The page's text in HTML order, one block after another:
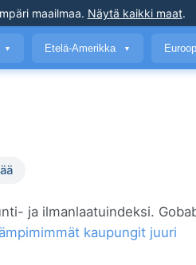
maailmaa. Näytä kaikki maat.
▼ Etelä-Amerikka ▼
ja ilmanlaatuindeksi.
kaupungit juuri